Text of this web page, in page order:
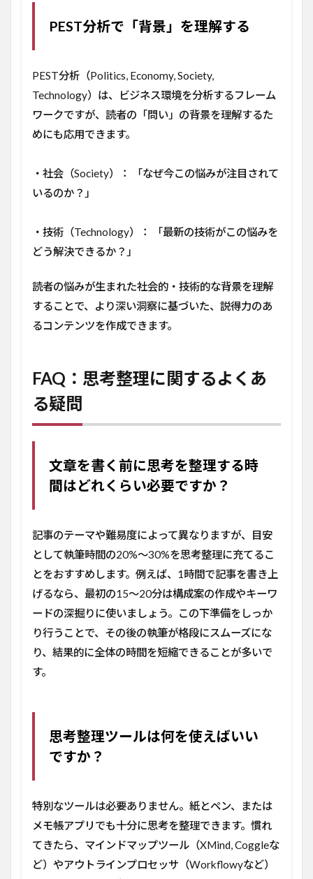
PEST分析で「背景」を理解する
PEST分析（Politics, Economy, Society,
Technology）は、ビジネス環境を分析するフレーム
ワークですが、読者の「問い」の背景を理解するた
めにも応用できます。
・社会（Society）： 「なぜ今この悩みが注目されて
いるのか？」
・技術（Technology）： 「最新の技術がこの悩みを
どう解決できるか？」
読者の悩みが生まれた社会的・技術的な背景を理解
することで、より深い洞察に基づいた、説得力のあ
るコンテンツを作成できます。
FAQ：思考整理に関するよくあ
る疑問
文章を書く前に思考を整理する時
間はどれくらい必要ですか？
記事のテーマや難易度によって異なりますが、目安
として執筆時間の20%〜30%を思考整理に充てるこ
とをおすすめします。例えば、1時間で記事を書き上
げるなら、最初の15〜20分は構成案の作成やキーワ
ードの深掘りに使いましょう。この下準備をしっか
り行うことで、その後の執筆が格段にスムーズにな
り、結果的に全体の時間を短縮できることが多いで
す。
思考整理ツールは何を使えばいい
ですか？
特別なツールは必要ありません。紙とペン、または
メモ帳アプリでも十分に思考を整理できます。慣れ
てきたら、マインドマップツール（XMind, Coggleな
ど）やアウトラインプロセッサ（Workflowyなど）